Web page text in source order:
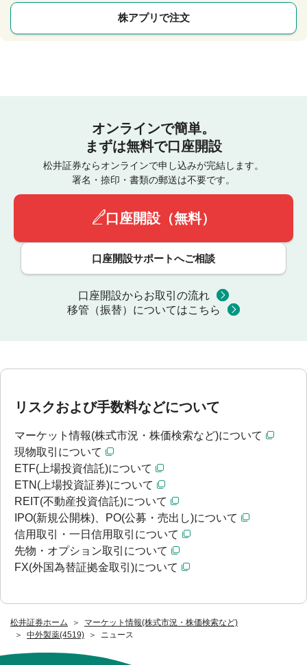
松井証券ホーム
マーケット情報(株式市況・株価検索など)
中外製薬(4519)
ニュース
株アプリで注文
オンラインで簡単。
まずは無料で口座開設
松井証券ならオンラインで申し込みが完結します。
署名・捺印・書類の郵送は不要です。
口座開設（無料）
口座開設サポートへご相談
口座開設からお取引の流れ
移管（振替）についてはこちら
リスクおよび手数料などについて
マーケット情報(株式市況・株価検索など)について
現物取引について
ETF(上場投資信託)について
ETN(上場投資証券)について
REIT(不動産投資信託)について
IPO(新規公開株)、PO(公募・売出し)について
信用取引・一日信用取引について
先物・オプション取引について
FX(外国為替証拠金取引)について